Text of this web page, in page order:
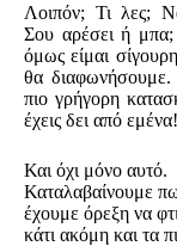
Λοιπόν; Τι λες;
Σου αρέσει ή
όμως είμαι
θα
πιο γρήγορη
έχεις δει από εμένα!
Και όχι μόνο αυτό.
Καταλαβαίνουμε
έχουμε όρεξη να
κάτι ακόμη και τα